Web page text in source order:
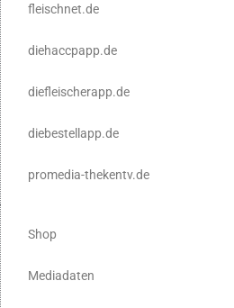
fleischnet.de
diehaccpapp.de
diefleischerapp.de
diebestellapp.de
promedia-thekentv.de
Shop
Mediadaten